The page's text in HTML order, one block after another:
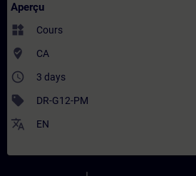
Aperçu
widgets Cours
where_to_vote CA
access_time 3 days
sell DR-G12-PM
translate EN